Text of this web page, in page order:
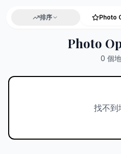
排序 Photo
Photo
0 個
找不到